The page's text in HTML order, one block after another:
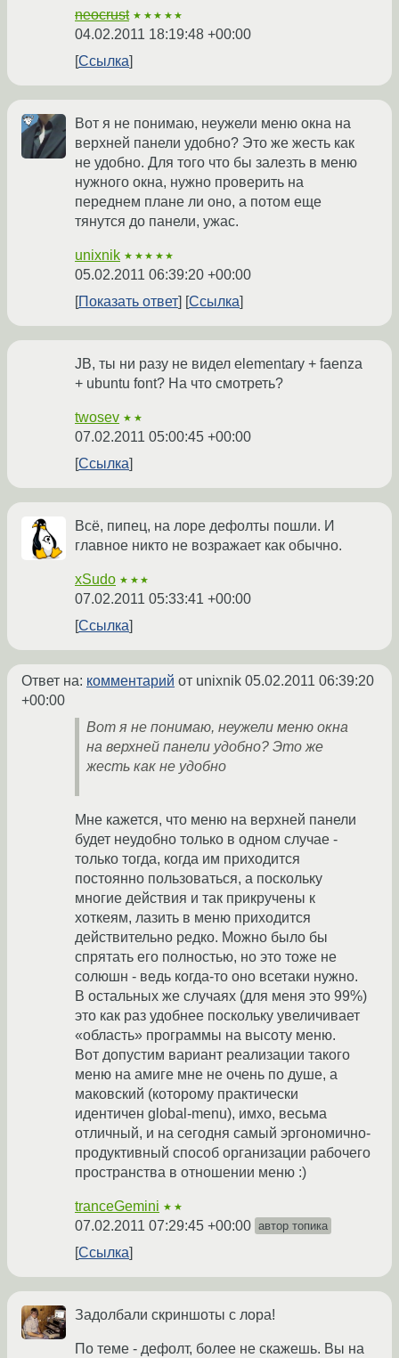
neocrust ★★★★★
04.02.2011 18:19:48 +00:00
Ссылка
Вот я не понимаю, неужели меню окна на
верхней панели удобно? Это же жесть как
не удобно. Для того что бы залезть в меню
нужного окна, нужно проверить на
переднем плане ли оно, а потом еще
тянутся до панели, ужас.
unixnik ★★★★★
05.02.2011 06:39:20 +00:00
Показать ответ
Ссылка
JB, ты ни разу не видел elementary + faenza
+ ubuntu font? На что смотреть?
twosev ★★
07.02.2011 05:00:45 +00:00
Ссылка
Всё, пипец, на лоре дефолты пошли. И
главное никто не возражает как обычно.
xSudo ★★★
07.02.2011 05:33:41 +00:00
Ссылка
Ответ на: комментарий от unixnik 05.02.2011 06:39:20
+00:00
Вот я не понимаю, неужели меню окна
на верхней панели удобно? Это же
жесть как не удобно
Мне кажется, что меню на верхней панели
будет неудобно только в одном случае -
только тогда, когда им приходится
постоянно пользоваться, а поскольку
многие действия и так прикручены к
хоткеям, лазить в меню приходится
действительно редко. Можно было бы
спрятать его полностью, но это тоже не
солюшн - ведь когда-то оно всетаки нужно.
В остальных же случаях (для меня это 99%)
это как раз удобнее поскольку увеличивает
«область» программы на высоту меню.
Вот допустим вариант реализации такого
меню на амиге мне не очень по душе, а
маковский (которому практически
идентичен global-menu), имхо, весьма
отличный, и на сегодня самый эргономично-
продуктивный способ организации рабочего
пространства в отношении меню :)
tranceGemini ★★
07.02.2011 07:29:45 +00:00 автор топика
Ссылка
Задолбали скриншоты с лора!
По теме - дефолт, более не скажешь. Вы на